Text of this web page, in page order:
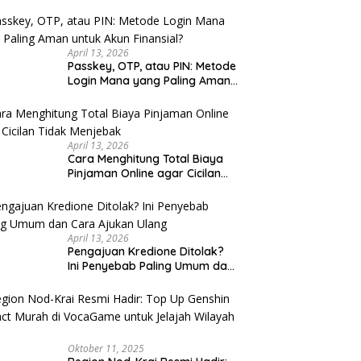
April 13, 2026
Passkey, OTP, atau PIN: Metode
Login Mana yang Paling Aman
April 13, 2026
Cara Menghitung Total Biaya
Pinjaman Online agar Cicilan
April 13, 2026
Pengajuan Kredione Ditolak?
Ini Penyebab Paling Umum dan
Oktober 11, 2025